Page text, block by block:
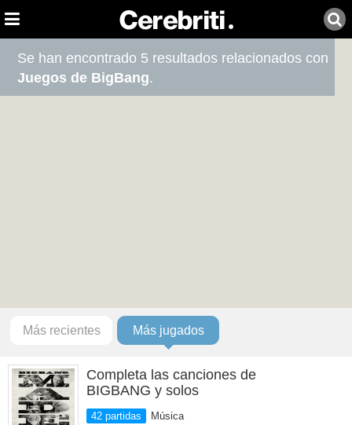
Se han encontrado 5 resultados relacionados con
Juegos de BigBang.
Más recientes Más jugados
Completa las canciones de
BIGBANG y solos
42 partidas Música